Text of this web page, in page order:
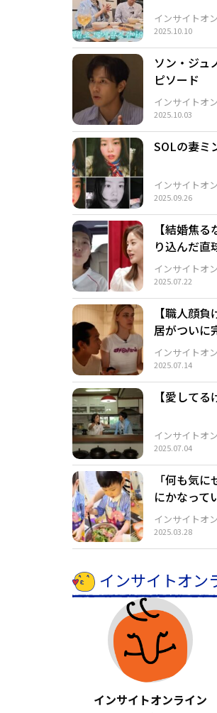
2025.10.10
インサイトオ
ソン・ジュ
ピソード
2025.10.03
インサイトオ
SOLの妻ミ
2025.09.26
インサイトオ
【結婚焦
り込んだ直
2025.07.22
インサイトオ
【職人顔
居がついに
2025.07.14
インサイトオ
【愛して
2025.07.04
インサイトオ
「何も気
にかなって
2025.03.28
インサイトオ
インサイトオン
インサイトオンライン